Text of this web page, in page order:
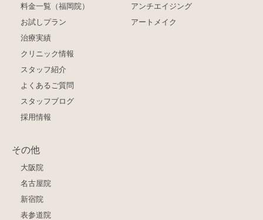
料金一覧（福岡院）
お試しプラン
治療実績
クリニック情報
スタッフ紹介
よくあるご質問
スタッフブログ
採用情報
アンチエイジング
アートメイク
その他
大阪院
名古屋院
新宿院
表参道院